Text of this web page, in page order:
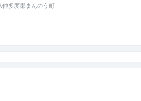
仲多度郡まんのう町